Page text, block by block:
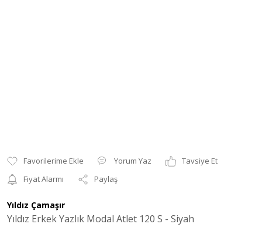
Yorum Yaz
Tavsiye Et
Fiyat Alarmı
Paylaş
Yıldız Çamaşır
Yıldız Erkek Yazlık Modal Atlet 120 S - Siyah